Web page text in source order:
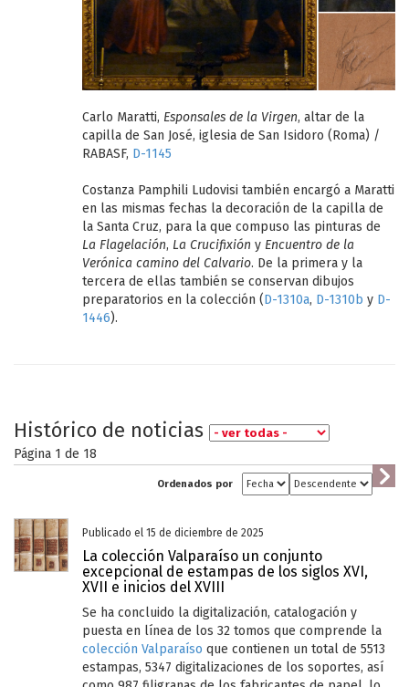
Carlo Maratti, Esponsales de la Virgen, altar de la
capilla de San José, iglesia de San Isidoro (Roma) /
RABASF, D-1145
Costanza Pamphili Ludovisi también encargó a Maratti
en las mismas fechas la decoración de la capilla de
la Santa Cruz, para la que compuso las pinturas de
La Flagelación, La Crucifixión y Encuentro de la
Verónica camino del Calvario. De la primera y la
tercera de ellas también se conservan dibujos
preparatorios en la colección (D-1310a, D-1310b y D-
1446).
Histórico de noticias
Página 1 de 18
Ordenados por
Publicado el 15 de diciembre de 2025
La colección Valparaíso un conjunto
excepcional de estampas de los siglos XVI,
XVII e inicios del XVIII
Se ha concluido la digitalización, catalogación y
puesta en línea de los 32 tomos que comprende la
colección Valparaíso que contienen un total de 5513
estampas, 5347 digitalizaciones de los soportes, así